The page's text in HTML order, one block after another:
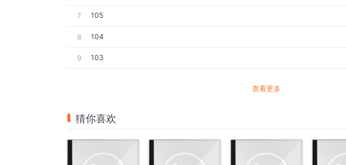
7 105
8 104
9 103
查看更多
猜你喜欢